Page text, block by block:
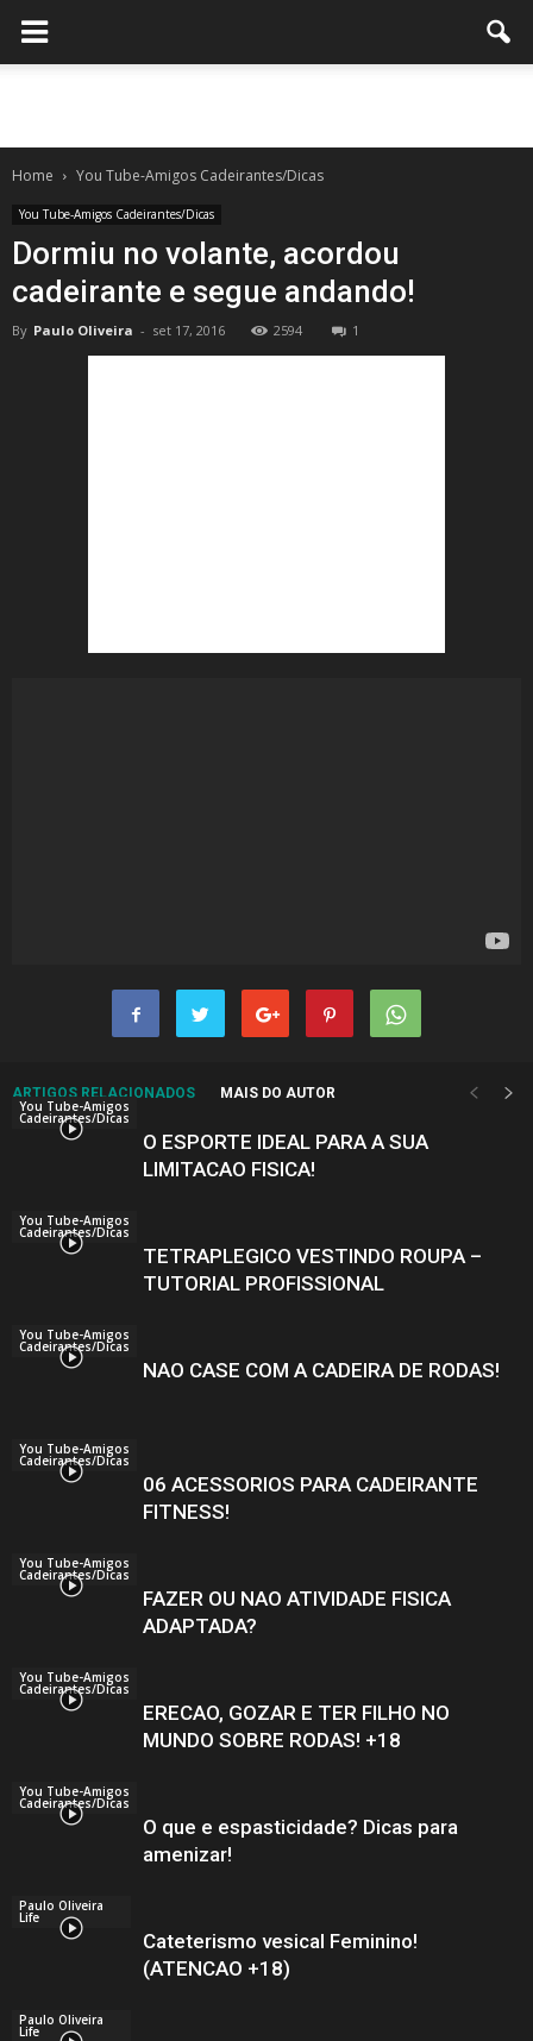
Home You Tube-Amigos Cadeirantes/Dicas
You Tube-Amigos Cadeirantes/Dicas
Dormiu no volante, acordou
cadeirante e segue andando!
By Paulo Oliveira - set 17, 2016 2594 1
ARTIGOS RELACIONADOS MAIS DO AUTOR
You Tube-Amigos
Cadeirantes/Dicas
O ESPORTE IDEAL PARA A SUA
LIMITACAO FISICA!
You Tube-Amigos
Cadeirantes/Dicas
TETRAPLEGICO VESTINDO ROUPA –
TUTORIAL PROFISSIONAL
You Tube-Amigos
Cadeirantes/Dicas
NAO CASE COM A CADEIRA DE RODAS!
You Tube-Amigos
Cadeirantes/Dicas
06 ACESSORIOS PARA CADEIRANTE
FITNESS!
You Tube-Amigos
Cadeirantes/Dicas
FAZER OU NAO ATIVIDADE FISICA
ADAPTADA?
You Tube-Amigos
Cadeirantes/Dicas
ERECAO, GOZAR E TER FILHO NO
MUNDO SOBRE RODAS! +18
You Tube-Amigos
Cadeirantes/Dicas
O que e espasticidade? Dicas para
amenizar!
Paulo Oliveira
Life
Cateterismo vesical Feminino!
(ATENCAO +18)
Paulo Oliveira
Life